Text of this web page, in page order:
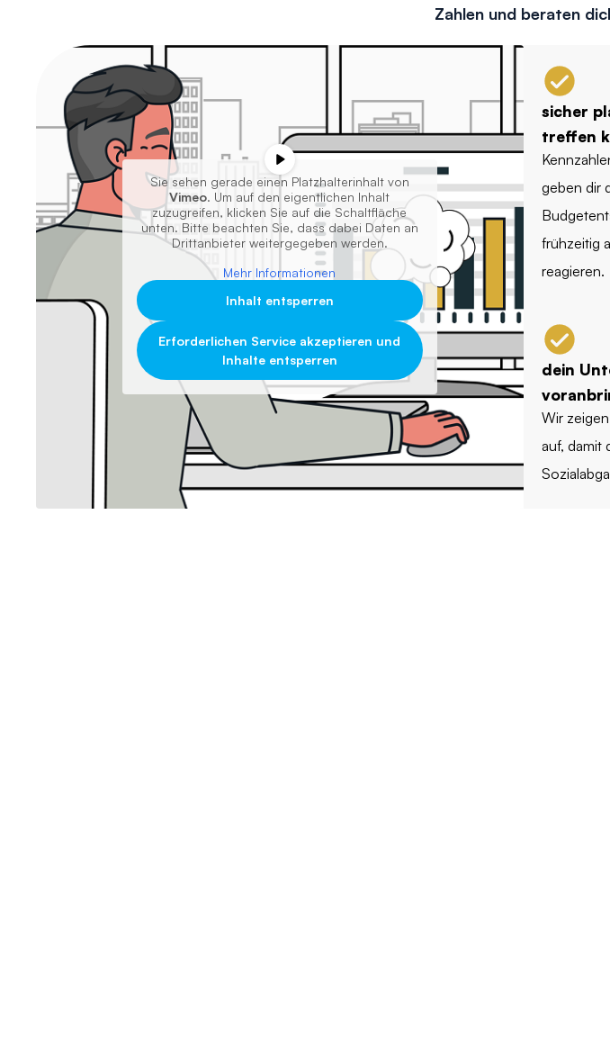
Zahlen und beraten
Sie sehen gerade einen Platzhalterinhalt von
Vimeo. Um auf den eigentlichen Inhalt
zuzugreifen, klicken Sie auf die Schaltfläche
unten. Bitte beachten Sie, dass dabei Daten an
Drittanbieter weitergegeben werden.
Mehr Informationen
Inhalt entsperren
Erforderlichen Service akzeptieren und
Inhalte entsperren
sicher
treffen
geben dir
frühzeitig
reagieren.
dein
Wir
auf, damit